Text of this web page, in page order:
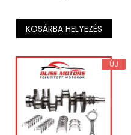
KOSÁRBA HELYEZÉS
ÚJ